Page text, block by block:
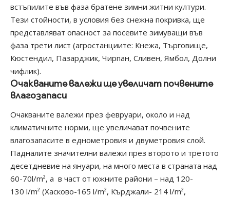
встъпилите във фаза братене зимни житни култури.
Тези стойности, в условия без снежна покривка, ще
представляват опасност за посевите зимуващи във
фаза трети лист (агростанциите: Кнежа, Търговище,
Кюстендил, Пазарджик, Чирпан, Сливен, Ямбол, Долни
чифлик).
Очакваните валежи ще увеличат почвените
влагозапаси
Очакваните валежи през февруари, около и над
климатичните норми, ще увеличават почвените
влагозапасите в еднометровия и двуметровия слой.
Падналите значителни валежи през второто и третото
десетдневие на януари, на много места в страната над
60-70l/m², а в част от южните райони – над 120-
130 l/m² (Хасково-165 l/m², Кърджали- 214 l/m²,